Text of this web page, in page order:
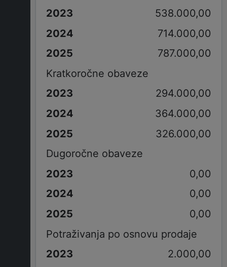
538.000,00
714.000,00
787.000,00
Kratkoročne obaveze
294.000,00
364.000,00
326.000,00
Dugoročne obaveze
0,00
0,00
0,00
Potraživanja po osnovu prodaje
2.000,00